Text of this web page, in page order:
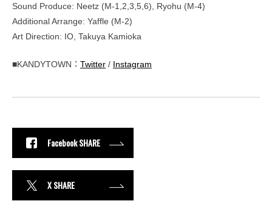
Sound Produce: Neetz (M-1,2,3,5,6), Ryohu (M-4)
Additional Arrange: Yaffle (M-2)
Art Direction: IO, Takuya Kamioka
■KANDYTOWN： Twitter / Instagram
Facebook SHARE
X SHARE